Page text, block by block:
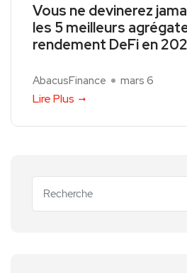
Vous ne devinerez
les 5 meilleurs
rendement DeFi en
AbacusFinance mars 6
Lire Plus